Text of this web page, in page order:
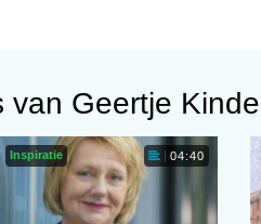
van Geertje
Inspiratie 04:40